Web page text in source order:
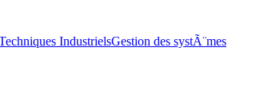
IndustrielsGestion des systÃ¨mes